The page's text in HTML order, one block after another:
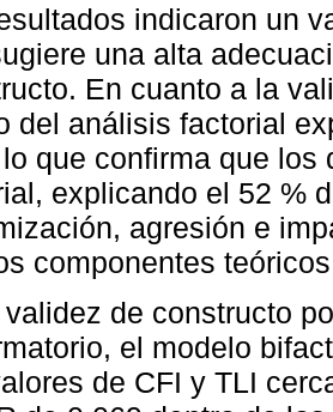
indicaron un
una alta
En cuanto a la
del análisis factorial
que confirma que
explicando el 52 %
agresión e
componentes
validez de constructo
el modelo
de CFI y TLI